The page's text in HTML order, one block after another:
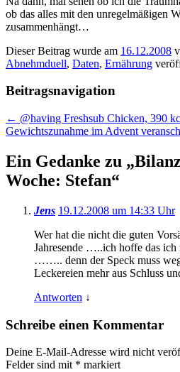
ob das alles mit den unregelmäßigen
zusammenhängt…
Dieser Beitrag wurde am 16.12.2008
Abnehmduell, Daten, Ernährung
Beitragsnavigation
← @having Freshsub Chicken, 390
Gewichtszunahme im Advent
Ein Gedanke zu „
Woche: Stefan“
Jens 19.12.2008 um 14:33 Uhr
Wer hat die nicht die guten
Jahresende …..ich hoffe das ich
…….. denn der Speck muss
Leckereien mehr aus Schluss
Antworten ↓
Schreibe einen Kommentar
Deine E-Mail-Adresse wird nicht
Felder sind mit * markiert